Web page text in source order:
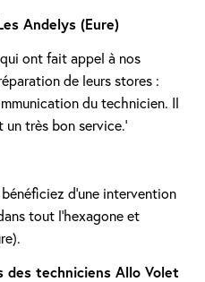
Andelys (Eure)
ont fait appel à nos
de leurs stores :
du technicien. Il
un très bon service.'
d'une intervention
tout l'hexagone et
des techniciens Allo Volet